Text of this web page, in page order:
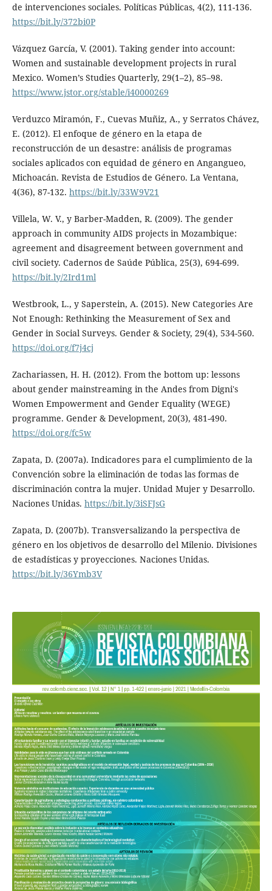
de intervenciones sociales. Políticas Públicas, 4(2), 111-136.
https://bit.ly/372bi0P
Vázquez García, V. (2001). Taking gender into account:
Women and sustainable development projects in rural
Mexico. Women’s Studies Quarterly, 29(1–2), 85–98.
https://www.jstor.org/stable/i40000269
Verduzco Miramón, F., Cuevas Muñiz, A., y Serratos Chávez,
E. (2012). El enfoque de género en la etapa de
reconstrucción de un desastre: análisis de programas
sociales aplicados con equidad de género en Angangueo,
Michoacán. Revista de Estudios de Género. La Ventana,
4(36), 87-132. https://bit.ly/33W9V21
Villela, W. V., y Barber-Madden, R. (2009). The gender
approach in community AIDS projects in Mozambique:
agreement and disagreement between government and
civil society. Cadernos de Saúde Pública, 25(3), 694-699.
https://bit.ly/2Ird1ml
Westbrook, L., y Saperstein, A. (2015). New Categories Are
Not Enough: Rethinking the Measurement of Sex and
Gender in Social Surveys. Gender & Society, 29(4), 534-560.
https://doi.org/f7j4cj
Zachariassen, H. H. (2012). From the bottom up: lessons
about gender mainstreaming in the Andes from Digni's
Women Empowerment and Gender Equality (WEGE)
programme. Gender & Development, 20(3), 481-490.
https://doi.org/fc5w
Zapata, D. (2007a). Indicadores para el cumplimiento de la
Convención sobre la eliminación de todas las formas de
discriminación contra la mujer. Unidad Mujer y Desarrollo.
Naciones Unidas. https://bit.ly/3iSFJsG
Zapata, D. (2007b). Transversalizando la perspectiva de
género en los objetivos de desarrollo del Milenio. Divisiones
de estadísticas y proyecciones. Naciones Unidas.
https://bit.ly/36Ymb3V